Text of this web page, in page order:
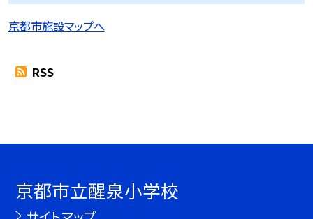
京都市施設マップへ
RSS
京都市立醒泉小学校